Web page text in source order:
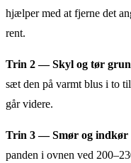
hjælper med at fjerne det
rent.
Trin 2 — Skyl og tør
sæt den på varmt blus i to
går videre.
Trin 3 — Smør og indkør
panden i ovnen ved